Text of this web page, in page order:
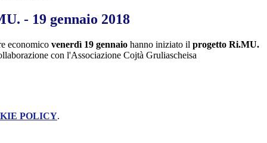
- 19 gennaio 2018
economico venerdì 19 gennaio hanno iniziato il progetto Ri.MU.
con l'Associazione Cojtà Gruliascheisa
POLICY.